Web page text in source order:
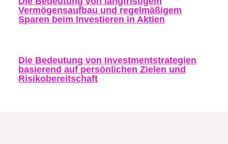
Vermögensaufbau und regelmäßigem
Sparen beim Investieren in Aktien
Die Bedeutung von Investmentstrategien
basierend auf persönlichen Zielen und
Risikobereitschaft